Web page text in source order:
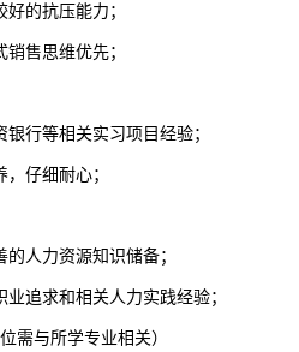
的抗压能力；
售思维优先；
行等相关实习项目经验；
仔细耐心；
人力资源知识储备；
追求和相关人力实践经验；
需与所学专业相关）